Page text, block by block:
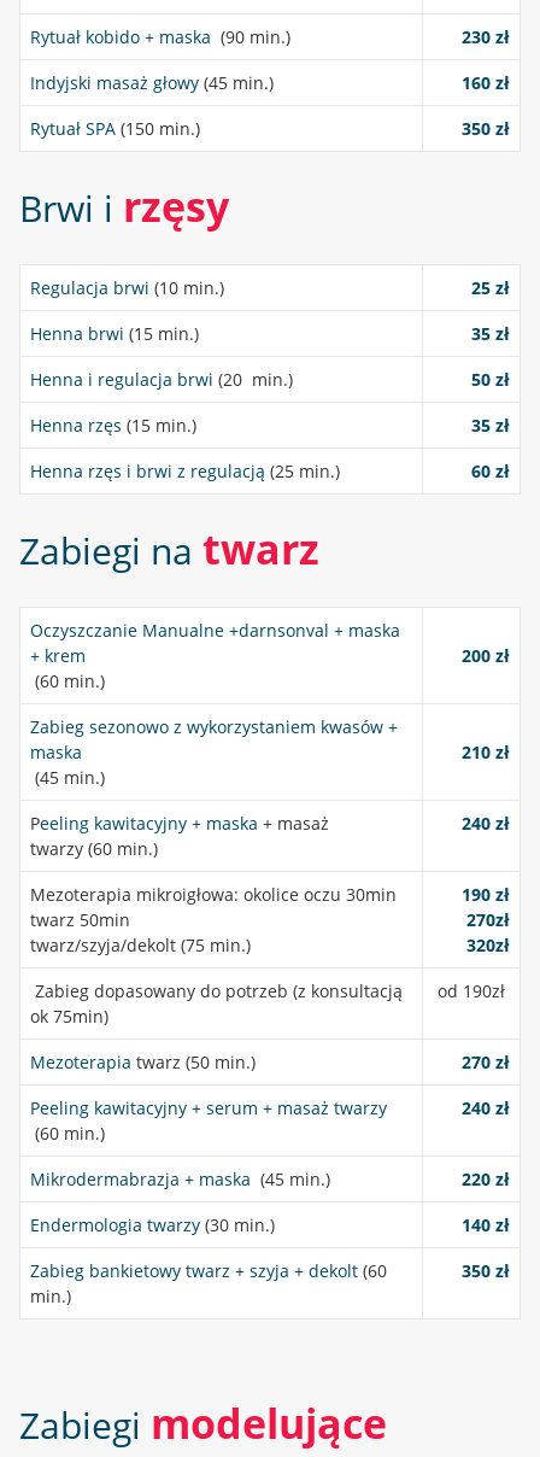
Rytuał kobido + maska (90 min.)
230 zł
Indyjski masaż głowy (45 min.)
160 zł
Rytuał SPA (150 min.) 350 zł
Brwi i rzęsy
Regulacja brwi (10 min.)
25 zł
Henna brwi (15 min.)
35 zł
Henna i regulacja brwi (20 min.)
50 zł
Henna rzęs (15 min.)
35 zł
Henna rzęs i brwi z regulacją (25 min.) 60 zł
Zabiegi na twarz
Oczyszczanie Manualne +darnsonval + maska
+ krem
(60 min.)
200 zł
Zabieg sezonowo z wykorzystaniem kwasów +
maska
(45 min.)
210 zł
Peeling kawitacyjny + maska + masaż
twarzy (60 min.)
240 zł
Mezoterapia mikroigłowa: okolice oczu 30min
twarz 50min
twarz/szyja/dekolt (75 min.)
190 zł
270zł
320zł
Zabieg dopasowany do potrzeb (z konsultacją
ok 75min)
od 190zł
Mezoterapia twarz (50 min.)
270 zł
Peeling kawitacyjny + serum + masaż twarzy
(60 min.)
240 zł
Mikrodermabrazja + maska (45 min.)
220 zł
Endermologia twarzy (30 min.)
140 zł
Zabieg bankietowy twarz + szyja + dekolt (60
min.)
350 zł
Zabiegi modelujące